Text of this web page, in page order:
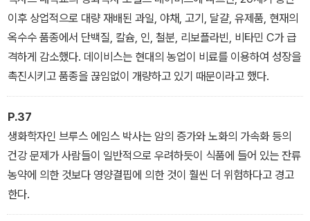
이후 상업적으로 대량 재배된 과일, 야채, 고기, 달걀, 유제품, 현재의
옥수수 품종에서 단백질, 칼슘, 인, 철분, 리보플라빈, 비타민 C가 급
격하게 감소했다. 데이비스는 현대의 농업이 비료를 이용하여 성장을
촉진시키고 품종을 끊임없이 개량하고 있기 때문이라고 했다.
P.37
생화학자인 브루스 에임스 박사는 암의 증가와 노화의 가속화 등의
건강 문제가 사람들이 일반적으로 우려하듯이 식품에 들어 있는 잔류
농약에 의한 것보다 영양결핍에 의한 것이 훨씬 더 위험하다고 경고
한다.